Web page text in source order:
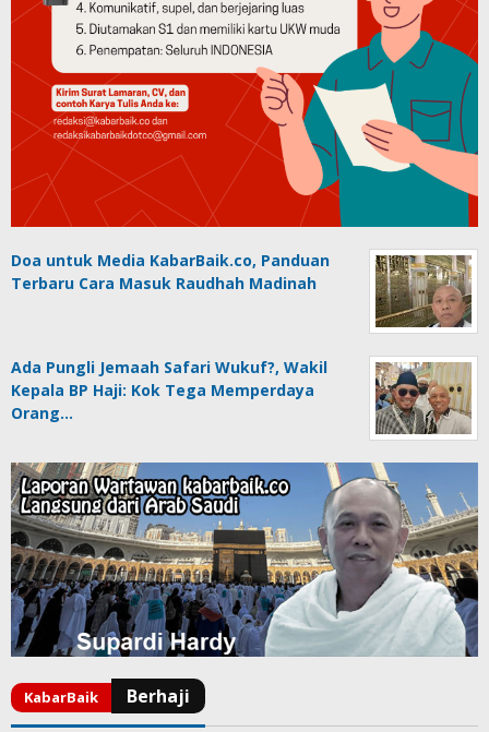
Doa untuk Media KabarBaik.co, Panduan
Terbaru Cara Masuk Raudhah Madinah
Ada Pungli Jemaah Safari Wukuf?, Wakil
Kepala BP Haji: Kok Tega Memperdaya
Orang…